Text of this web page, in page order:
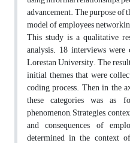
advancement. The purpose of
model of employees
This study is a qualitative
analysis. 18 interviews
Lorestan University. The
initial themes that were
coding process. Then in the
these categories was as
phenomenon, Strategies,
and consequences of
determined in the context